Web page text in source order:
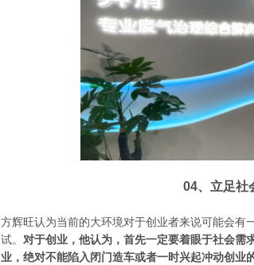
04、立足社
方辉旺认为当前的大环境对于创业者来说可能会有
试。 对于创业，他认为，首先一定要着眼于社会需
业，绝对不能陷入闭门造车或者一时兴起冲动创业